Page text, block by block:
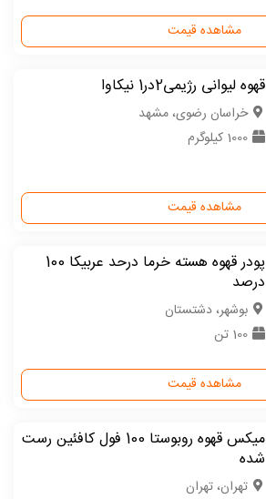
مشاهده قیمت
قهوه لیوانی رژیمی2در1 نیکاوا
خراسان رضوی، مشهد
1000 کیلوگرم
مشاهده قیمت
پودر قهوه هسته خرما درحد عربیکا 100
درصد
بوشهر، دشتستان
100 تن
مشاهده قیمت
میکس قهوه روبوستا 100 فول کافئین رست
شده
تهران، تهران